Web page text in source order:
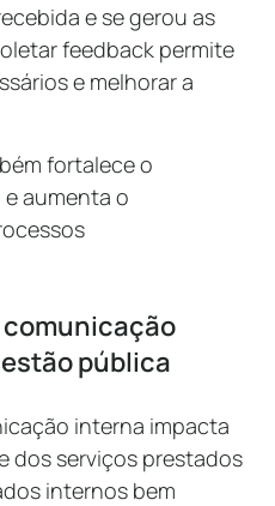
e se gerou as
feedback permite
e melhorar a
fortalece o
aumenta o
pública
interna impacta
dos serviços prestados
internos bem